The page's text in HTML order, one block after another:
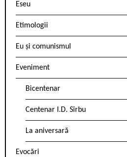
Eseu
Etimologii
Eu și comunismul
Eveniment
Bicentenar
Centenar I.D. Sîrbu
La aniversară
Evocări